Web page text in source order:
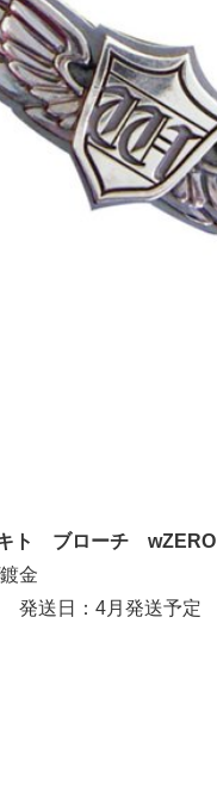
キト ブローチ wZERO
金
発送日：4月発送予定